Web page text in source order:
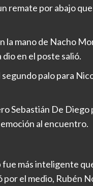
remate por abajo
la mano de Nacho
en el poste salió.
palo para
Sebastián De
al encuentro.
fue más inteligente
por el medio, Rubén